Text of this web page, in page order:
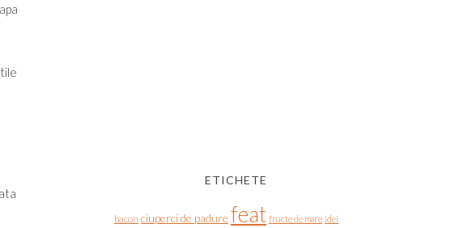
ETICHETE
bacon ciuperci de padure feat fructe de mare idei